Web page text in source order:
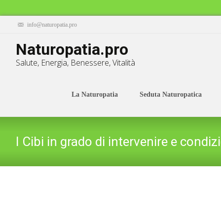
info@naturopatia.pro
Naturopatia.pro
Salute, Energia, Benessere, Vitalità
La Naturopatia Seduta Naturopatica
I Cibi in grado di intervenire e